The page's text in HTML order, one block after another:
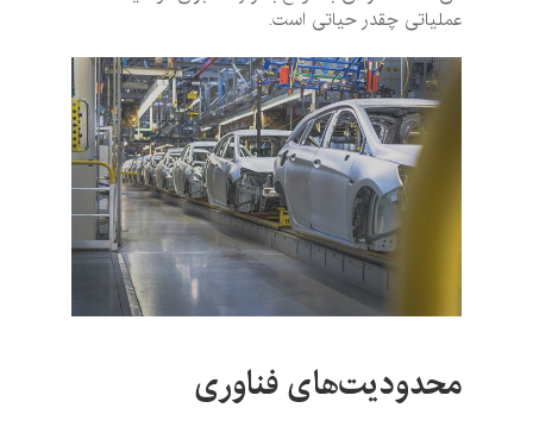
عملیاتی چقدر حیاتی است.
محدودیت‌های فناوری